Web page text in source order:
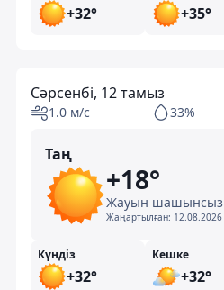
+32° +35°
Сәрсенбі, 12 тамыз
1.0 м/с 33%
Таң
+18°
Жауын шашынсыз
Жаңартылған: 12.08.2026
Күндіз
+32°
Кешке
+32°